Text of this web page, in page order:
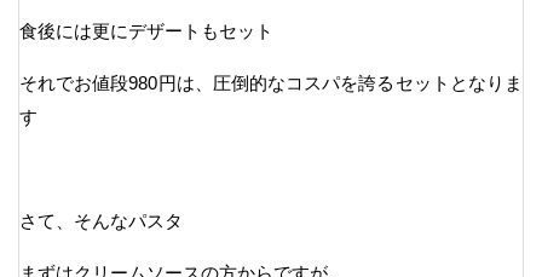
食後には更にデザートもセット
それでお値段980円は、圧倒的なコスパを誇るセットとなりま
す
さて、そんなパスタ